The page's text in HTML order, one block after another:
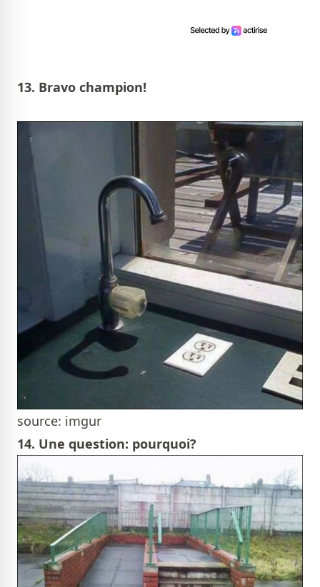
13. Bravo champion!
source: imgur
14. Une question: pourquoi?